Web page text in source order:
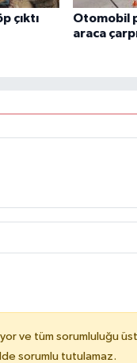
çıktı
Otomobil
araca
ve tüm sorumluluğu
sorumlu tutulamaz.